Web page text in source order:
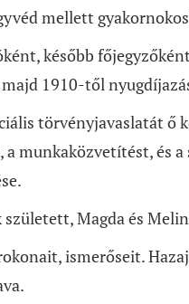
mellett
később
1910-től
törvényjavaslatát ő
munkaközvetítést, és
Magda és
ismerőseit.